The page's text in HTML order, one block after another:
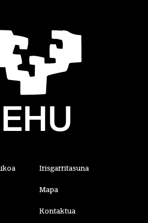
Irisgarritasuna
Mapa
Kontaktua